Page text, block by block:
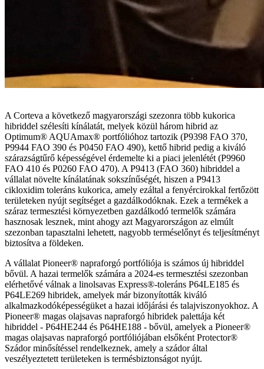
A Corteva a következő magyarországi szezonra több kukorica
hibriddel szélesíti kínálatát, melyek közül három hibrid az
Optimum® AQUAmax® portfólióhoz tartozik (P9398 FAO 370,
P9944 FAO 390 és P0450 FAO 490), kettő hibrid pedig a kiváló
szárazságtűrő képességével érdemelte ki a piaci jelenlétét (P9960
FAO 410 és P0260 FAO 470). A P9413 (FAO 360) hibriddel a
vállalat növelte kínálatának sokszínűségét, hiszen a P9413
cikloxidim toleráns kukorica, amely ezáltal a fenyércirokkal fertőzött
területeken nyújt segítséget a gazdálkodóknak. Ezek a termékek a
száraz termesztési környezetben gazdálkodó termelők számára
hasznosak lesznek, mint ahogy azt Magyarországon az elmúlt
szezonban tapasztalni lehetett, nagyobb terméselőnyt és teljesítményt
biztosítva a földeken.
A vállalat Pioneer® napraforgó portfóliója is számos új hibriddel
bővül. A hazai termelők számára a 2024-es termesztési szezonban
elérhetővé válnak a linolsavas Express®-toleráns P64LE185 és
P64LE269 hibridek, amelyek már bizonyították kiváló
alkalmazkodóképességüket a hazai időjárási és talajviszonyokhoz. A
Pioneer® magas olajsavas napraforgó hibridek palettája két
hibriddel - P64HE244 és P64HE188 - bővül, amelyek a Pioneer®
magas olajsavas napraforgó portfóliójában elsőként Protector®
Szádor minősítéssel rendelkeznek, amely a szádor által
veszélyeztetett területeken is termésbiztonságot nyújt.